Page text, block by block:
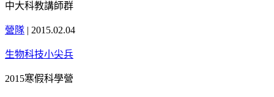
中大科教講師群
營隊 | 2015.02.04
生物科技小尖兵
2015寒假科學營